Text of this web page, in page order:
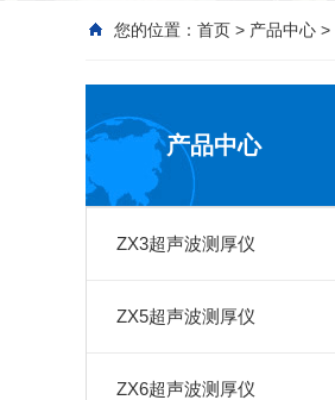
您的位置： 首页 > 产品中心 >
产品中心
ZX3超声波测厚仪
ZX5超声波测厚仪
ZX6超声波测厚仪